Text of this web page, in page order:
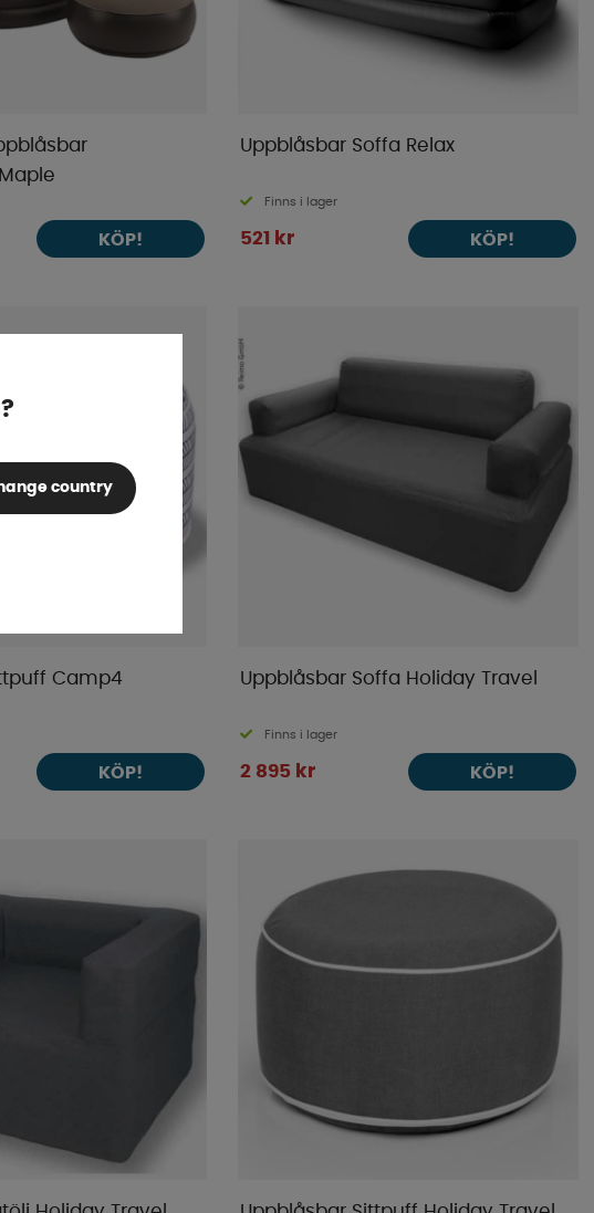
KÖP!
Uppblåsbar Soffa Relax
Finns i lager
521 kr KÖP!
Camp4
KÖP!
Uppblåsbar Soffa Holiday Travel
Finns i lager
2 895 kr KÖP!
country